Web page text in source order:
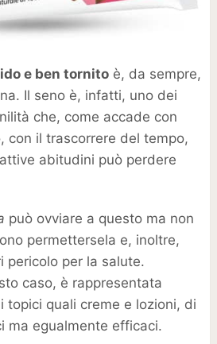
e ben tornitoè, da sempre,
Il seno è, infatti, uno dei
che, come accade con
con il trascorrere del tempo,
abitudini può perdere
può ovviare a questo ma non
permettersela e, inoltre,
pericolo per la salute.
caso, è rappresentata
topici quali creme e lozioni, di
ma egualmente efficaci.